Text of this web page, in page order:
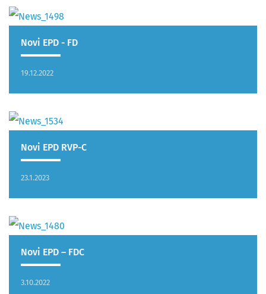
Novi EPD - FD
19.12.2022
Novi EPD RVP-C
23.1.2023
​Novi EPD – FDC
3.10.2022